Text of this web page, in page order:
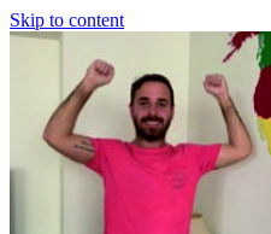
Skip to content